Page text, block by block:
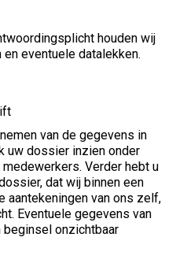
houden wij
eventuele datalekken.
van de gegevens in
uw dossier inzien onder
Verder hebt u
dat wij binnen een
aantekeningen van ons zelf,
Eventuele gegevens van
onzichtbaar